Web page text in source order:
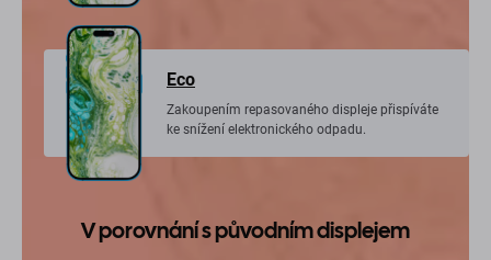
Eco
Zakoupením repasovaného displeje přispíváte
ke snížení elektronického odpadu.
V porovnání s původním displejem